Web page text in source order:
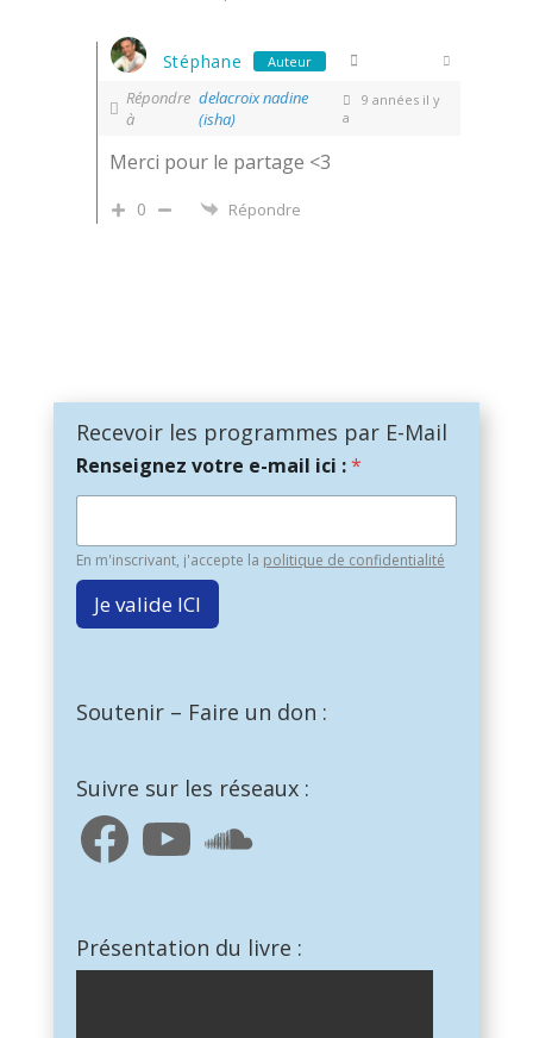
Stéphane Auteur
Répondre
à
delacroix nadine
(isha)
9 années il y
a
Merci pour le partage <3
0 Répondre
Recevoir les programmes par E-Mail
Renseignez votre e-mail ici :*
En m'inscrivant, j'accepte la politique de confidentialité
Je valide ICI
Soutenir – Faire un don :
Suivre sur les réseaux :
FacebookYouTube
Présentation du livre :